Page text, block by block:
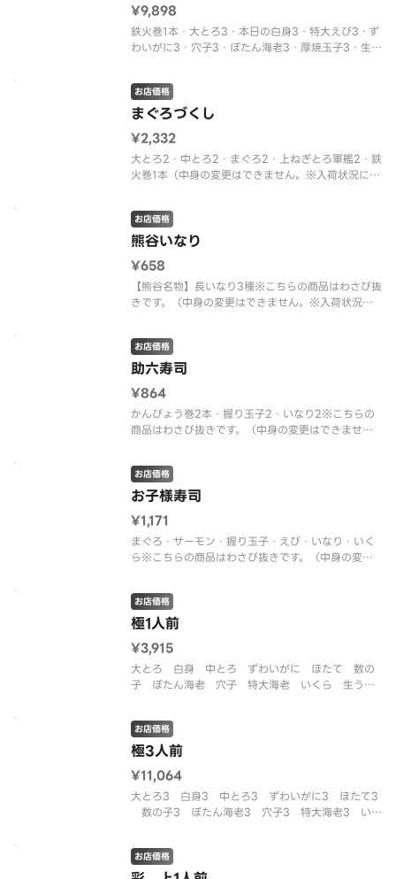
¥9,898
鉄火巻1本・大とろ3・本日の白身3・特大えび3・ず
わいがに3・穴子3・ぼたん海老3・厚焼玉子3・生う
※入荷状況により、中身の変更がある場合がありま
す）
まぐろづくし
お店価格
¥2,332
大とろ2・中とろ2・まぐろ2・上ねぎとろ軍艦2・鉄
火巻1本（中身の変更はできません。※入荷状況によ
熊谷いなり
お店価格
¥658
【熊谷名物】長いなり3種※こちらの商品はわさび抜
きです。（中身の変更はできません。※入荷状況に
助六寿司
お店価格
¥864
かんぴょう巻2本・握り玉子2・いなり2※こちらの
商品はわさび抜きです。（中身の変更はできませ
ります）
お子様寿司
お店価格
¥1,171
まぐろ・サーモン・握り玉子・えび・いなり・いく
ら※こちらの商品はわさび抜きです。（中身の変更
る場合があります）
極1人前
お店価格
¥3,915
大とろ 白身 中とろ ずわいがに ほたて 数の
子 ぼたん海老 穴子 特大海老 いくら 生う
極3人前
お店価格
¥11,064
大とろ3 白身3 中とろ3 ずわいがに3 ほたて3
数の子3 ぼたん海老3 穴子3 特大海老3 いく
お店価格